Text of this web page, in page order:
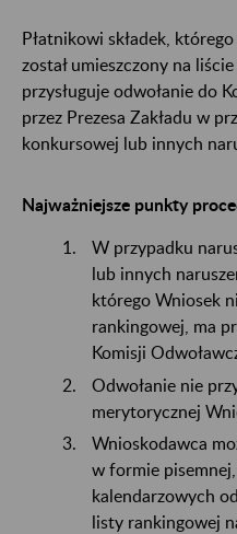
Płatnikowi składek,
został umieszczony na
przysługuje odwołanie do
przez Prezesa Zakładu w
konkursowej lub innych
Najważniejsze punkty
W przypadku
lub innych
którego Wniosek
rankingowej, ma
Komisji
Odwołanie nie
merytorycznej
Wnioskodawca
w formie
kalendarzowych
listy rankingowej